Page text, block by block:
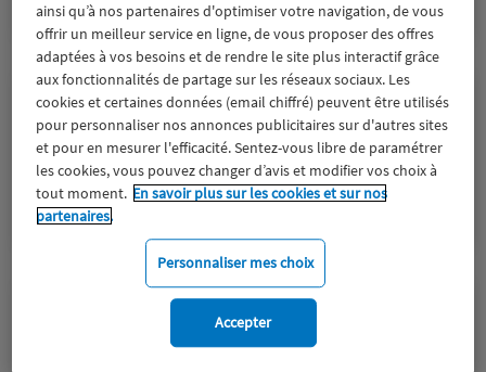
La Macif investira 1,5 milliard
d’euros en faveur des enjeux de
durabilité d’ici 2029.
2 juillet 2026
Eveiller les plus jeunes aux risques
de l’été, c’est déjà sauver : tournée
ainsi qu’à nos partenaires d'optimiser votre navigation, de vous
offrir un meilleur service en ligne, de vous proposer des offres
adaptées à vos besoins et de rendre le site plus interactif grâce
aux fonctionnalités de partage sur les réseaux sociaux. Les
cookies et certaines données (email chiffré) peuvent être utilisés
pour personnaliser nos annonces publicitaires sur d'autres sites
et pour en mesurer l'efficacité. Sentez-vous libre de paramétrer
les cookies, vous pouvez changer d’avis et modifier vos choix à
tout moment. En savoir plus sur les cookies et sur nos
partenaires.
Personnaliser mes choix
Accepter